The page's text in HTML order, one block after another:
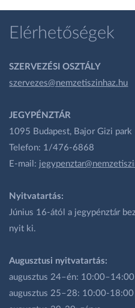
Elérhetőségek
SZERVEZÉSI OSZTÁLY
szervezes@nemzetiszinhaz.hu
JEGYPÉNZTÁR
1095 Budapest, Bajor Gizi park
Telefon: 1/476-6868
E-mail:
Nyitvatartás:
Június 16-ától a jegypénztár
nyit ki.
Augusztusi nyitvatartás:
augusztus 24–én: 10:00–14:00
augusztus 25–28: 10:00-18:00